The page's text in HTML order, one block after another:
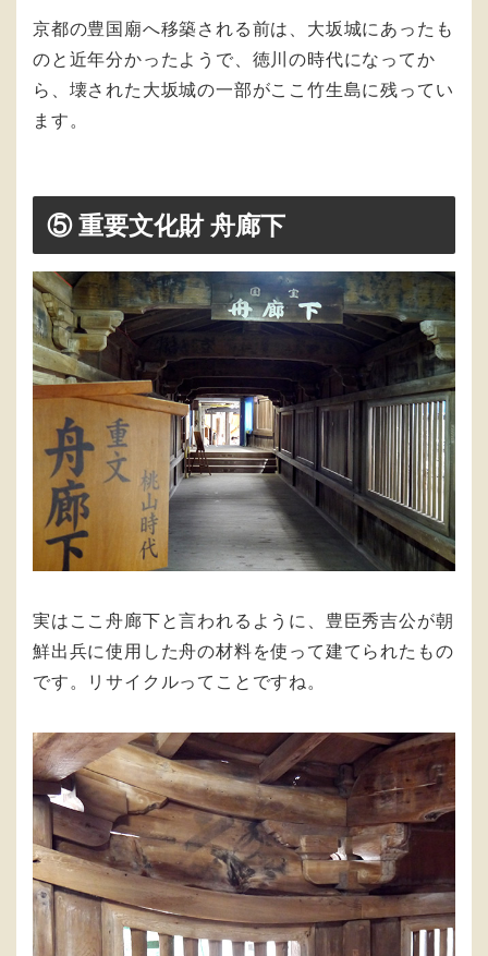
京都の豊国廟へ移築される前は、大坂城にあったも
のと近年分かったようで、徳川の時代になってか
ら、壊された大坂城の一部がここ竹生島に残ってい
ます。
⑤ 重要文化財 舟廊下
実はここ舟廊下と言われるように、豊臣秀吉公が朝
鮮出兵に使用した舟の材料を使って建てられたもの
です。リサイクルってことですね。